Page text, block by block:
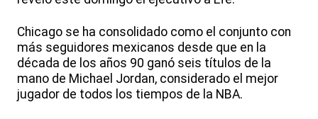
Chicago se ha consolidado como el conjunto con
más seguidores mexicanos desde que en la
década de los años 90 ganó seis títulos de la
mano de Michael Jordan, considerado el mejor
jugador de todos los tiempos de la NBA.